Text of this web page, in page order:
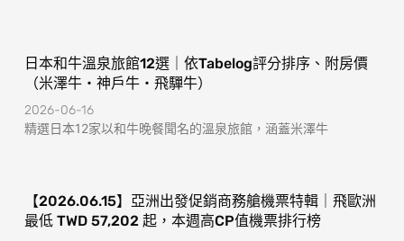
日本和牛溫泉旅館12選｜依Tabelog評分排序、附房價
（米澤牛・神戶牛・飛驒牛）
2026-06-16
精選日本12家以和牛晚餐聞名的溫泉旅館，涵蓋米澤牛
【2026.06.15】亞洲出發促銷商務艙機票特輯｜飛歐洲
最低 TWD 57,202 起，本週高CP值機票排行榜